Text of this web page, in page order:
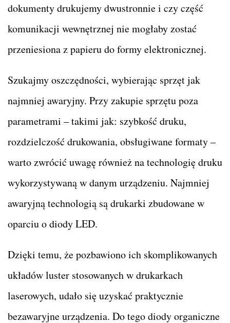
dokumenty drukujemy dwustronnie i czy część
komunikacji wewnętrznej nie mogłaby zostać
przeniesiona z papieru do formy elektronicznej.
Szukajmy oszczędności, wybierając sprzęt jak
najmniej awaryjny. Przy zakupie sprzętu poza
parametrami – takimi jak: szybkość druku,
rozdzielczość drukowania, obsługiwane formaty –
warto zwrócić uwagę również na technologię druku
wykorzystywaną w danym urządzeniu. Najmniej
awaryjną technologią są drukarki zbudowane w
oparciu o diody LED.
Dzięki temu, że pozbawiono ich skomplikowanych
układów luster stosowanych w drukarkach
laserowych, udało się uzyskać praktycznie
bezawaryjne urządzenia. Do tego diody organiczne